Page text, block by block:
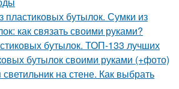
пластиковых бутылок. Сумки из
как связать своими руками?
бутылок. ТОП-133 лучших
бутылок своими руками (+фото)
на стене. Как выбрать